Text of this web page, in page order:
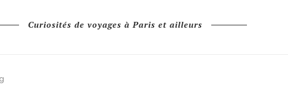
Curiosités de voyages à Paris et ailleurs